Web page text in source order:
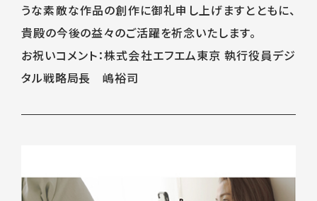
うな素敵な作品の創作に御礼申し上げますとともに、
貴殿の今後の益々のご活躍を祈念いたします。
お祝いコメント：株式会社エフエム東京 執行役員デジ
タル戦略局長 嶋裕司